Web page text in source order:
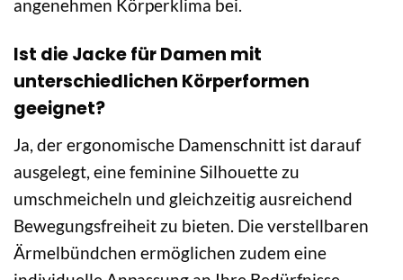
angenehmen Körperklima bei.
Ist die Jacke für Damen mit
unterschiedlichen Körperformen
geeignet?
Ja, der ergonomische Damenschnitt ist darauf
ausgelegt, eine feminine Silhouette zu
umschmeicheln und gleichzeitig ausreichend
Bewegungsfreiheit zu bieten. Die verstellbaren
Ärmelbündchen ermöglichen zudem eine